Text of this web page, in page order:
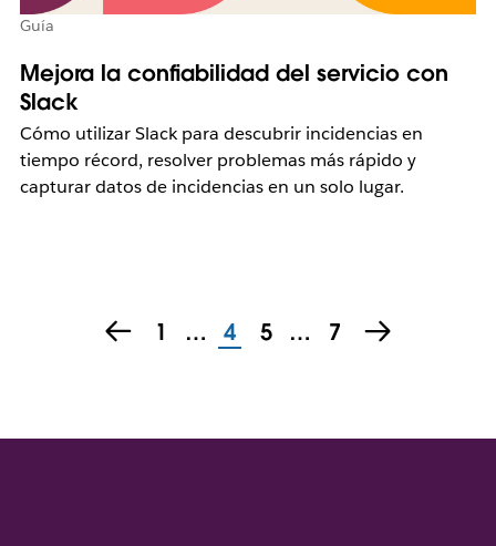
Guía
Mejora la confiabilidad del servicio con
Slack
Cómo utilizar Slack para descubrir incidencias en
tiempo récord, resolver problemas más rápido y
capturar datos de incidencias en un solo lugar.
1 … 4 5 … 7